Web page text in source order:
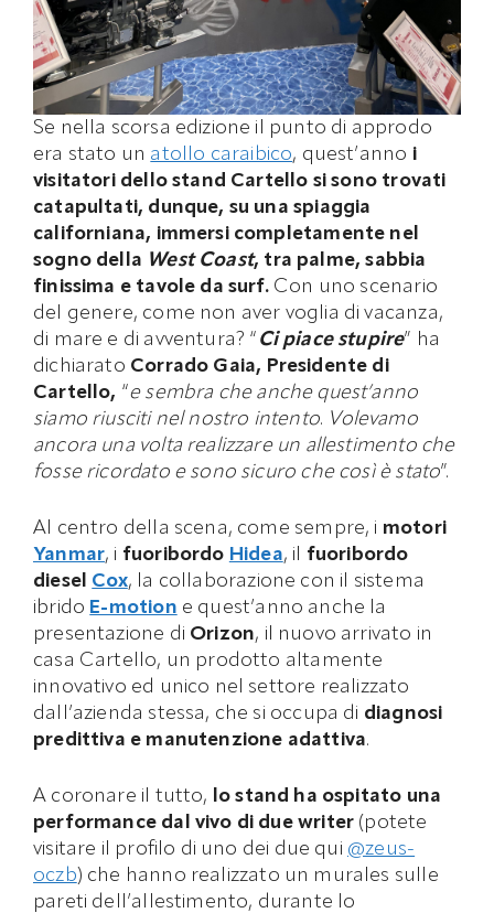
Se nella scorsa edizione il punto di approdo
era stato un atollo caraibico, quest’anno i
visitatori dello stand Cartello si sono trovati
catapultati, dunque, su una spiaggia
californiana, immersi completamente nel
sogno della West Coast, tra palme, sabbia
finissima e tavole da surf.Con uno scenario
del genere, come non aver voglia di vacanza,
di mare e di avventura? “ Ci piace stupire” ha
dichiarato Corrado Gaia, Presidente di
Cartello, “e sembra che anche quest’anno
siamo riusciti nel nostro intento. Volevamo
ancora una volta realizzare un allestimento che
fosse ricordato e sono sicuro che così è stato”.
Al centro della scena, come sempre, i motori
Yanmar, i fuoribordo Hidea, il fuoribordo
diesel Cox, la collaborazione con il sistema
ibrido E-motion e quest’anno anche la
presentazione di Orizon, il nuovo arrivato in
casa Cartello, un prodotto altamente
innovativo ed unico nel settore realizzato
dall’azienda stessa, che si occupa di diagnosi
predittiva e manutenzione adattiva.
A coronare il tutto,
lo stand ha ospitato una
performance dal vivo di due writer (potete
visitare il profilo di uno dei due qui @zeus-
oczb) che hanno realizzato un murales sulle
pareti dell’allestimento, durante lo